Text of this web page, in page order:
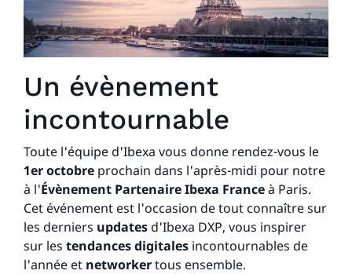
Un évènement
incontournable
Toute l'équipe d'Ibexa vous donne rendez-vous le
1er octobre prochain dans l'après-midi pour notre
à l'Évènement Partenaire Ibexa Franceà Paris.
Cet événement est l'occasion de tout connaître sur
les derniers updates d'Ibexa DXP, vous inspirer
sur les tendances digitales incontournables de
l'année et networkertous ensemble.